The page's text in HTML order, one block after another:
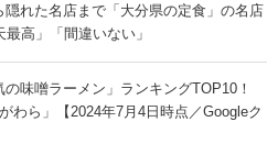
隠れた名店まで「大分県の定食」の名店
高」「間違いない」
の味噌ラーメン」ランキングTOP10！
わら」【2024年7月4日時点／Googleク